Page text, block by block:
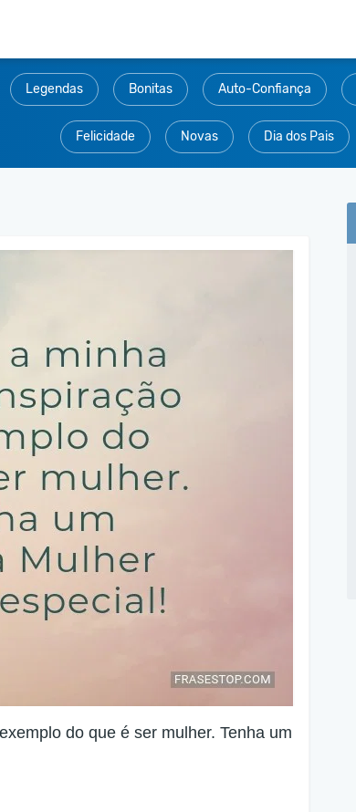
Legendas Bonitas Auto-Confiança
Felicidade Novas Dia dos Pais
do que é ser mulher. Tenha um